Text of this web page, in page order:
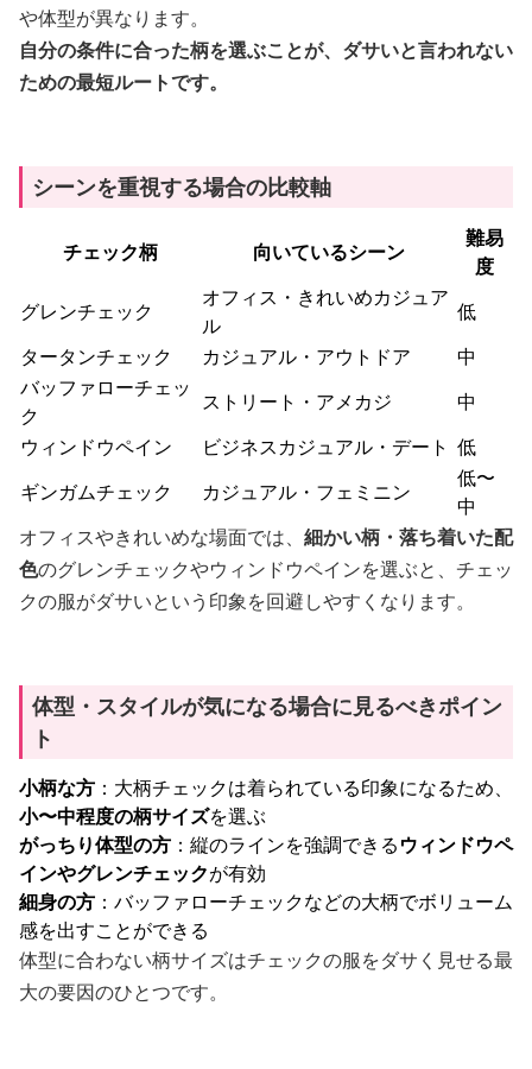
や体型が異なります。
自分の条件に合った柄を選ぶことが、ダサいと言われない
ための最短ルートです。
シーンを重視する場合の比較軸
チェック柄 向いているシーン
難易
度
グレンチェック
オフィス・きれいめカジュア
ル
低
タータンチェック
カジュアル・アウトドア
中
バッファローチェッ
ク
ストリート・アメカジ
中
ウィンドウペイン
ビジネスカジュアル・デート 低
ギンガムチェック
カジュアル・フェミニン
低〜
中
オフィスやきれいめな場面では、 細かい柄・落ち着いた配
色のグレンチェックやウィンドウペインを選ぶと、チェッ
クの服がダサいという印象を回避しやすくなります。
体型・スタイルが気になる場合に見るべきポイン
ト
小柄な方 ：大柄チェックは着られている印象になるため、
小〜中程度の柄サイズを選ぶ
がっちり体型の方 ：縦のラインを強調できるウィンドウペ
インやグレンチェックが有効
細身の方 ：バッファローチェックなどの大柄でボリューム
感を出すことができる
体型に合わない柄サイズはチェックの服をダサく見せる最
大の要因のひとつです。